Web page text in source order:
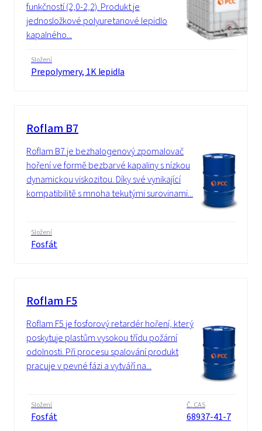
funkčností (2,0-2,2). Produkt je
jednosložkové polyuretanové lepidlo
kapalného...
Složení
Prepolymery, 1K lepidla
Roflam B7
Roflam B7 je bezhalogenový zpomalovač
hoření ve formě bezbarvé kapaliny s nízkou
dynamickou viskozitou. Díky své vynikající
kompatibilitě s mnoha tekutými surovinami...
Složení
Fosfát
Roflam F5
Roflam F5 je fosforový retardér hoření, který
poskytuje plastům vysokou třídu požární
odolnosti. Při procesu spalování produkt
pracuje v pevné fázi a vytváří na...
Složení
Fosfát
Č. CAS
68937-41-7